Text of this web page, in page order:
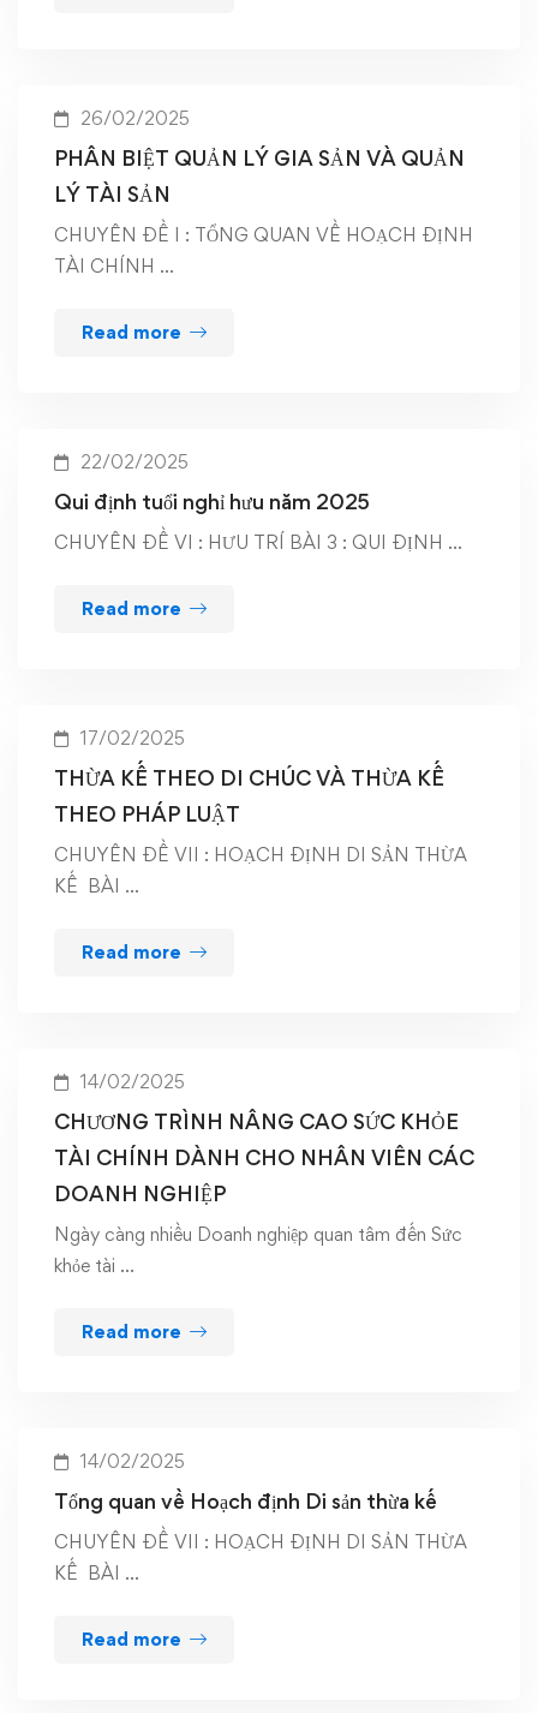
26/02/2025
PHÂN BIỆT QUẢN LÝ GIA SẢN VÀ QUẢN
LÝ TÀI SẢN
CHUYÊN ĐỀ I : TỔNG QUAN VỀ HOẠCH ĐỊNH
TÀI CHÍNH …
Read more
22/02/2025
Qui định tuổi nghỉ hưu năm 2025
CHUYÊN ĐỀ VI : HƯU TRÍ BÀI 3 : QUI ĐỊNH …
Read more
17/02/2025
THỪA KẾ THEO DI CHÚC VÀ THỪA KẾ
THEO PHÁP LUẬT
CHUYÊN ĐỀ VII : HOẠCH ĐỊNH DI SẢN THỪA
KẾ BÀI …
Read more
14/02/2025
CHƯƠNG TRÌNH NÂNG CAO SỨC KHỎE
TÀI CHÍNH DÀNH CHO NHÂN VIÊN CÁC
DOANH NGHIỆP
Ngày càng nhiều Doanh nghiệp quan tâm đến Sức
khỏe tài …
Read more
14/02/2025
Tổng quan về Hoạch định Di sản thừa kế
CHUYÊN ĐỀ VII : HOẠCH ĐỊNH DI SẢN THỪA
KẾ BÀI …
Read more